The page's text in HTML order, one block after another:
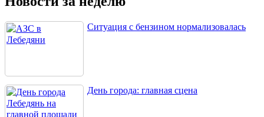
Ситуация с бензином нормализовалась
День города: главная сцена